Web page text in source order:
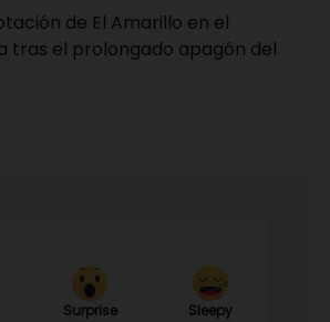
de El Amarillo en el
tras el prolongado apagón del
Surprise Sleepy